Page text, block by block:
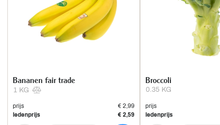
1 KG
Bananen fair trade
prijs
€ 2,99
ledenprijs
€ 2,59
0.35 KG
Broccoli
prijs
ledenprijs